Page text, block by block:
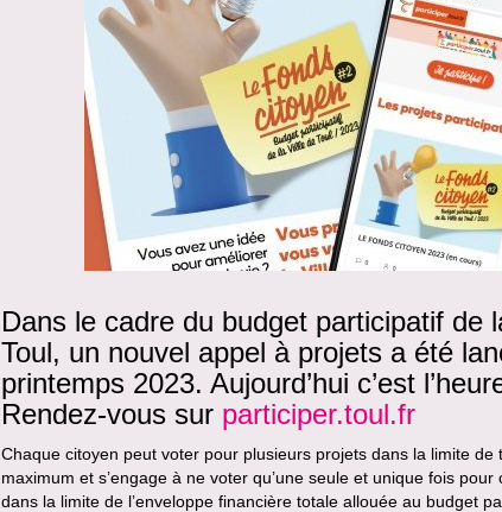
Dans le cadre du budget participatif de
Toul, un nouvel appel à projets a été
printemps 2023. Aujourd’hui c’est
Rendez-vous sur participer.toul.fr
Chaque citoyen peut voter pour plusieurs projets dans la limite de
maximum et s’engage à ne voter qu’une seule et unique fois
dans la limite de l’enveloppe financière totale allouée au budget